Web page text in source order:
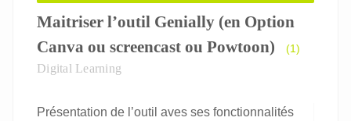
Maitriser l’outil Genially (en Option
Canva ou screencast ou Powtoon)
(1)
Digital Learning
Présentation de l’outil aves ses fonctionnalités